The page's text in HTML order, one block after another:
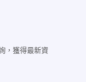
，獲得最新資